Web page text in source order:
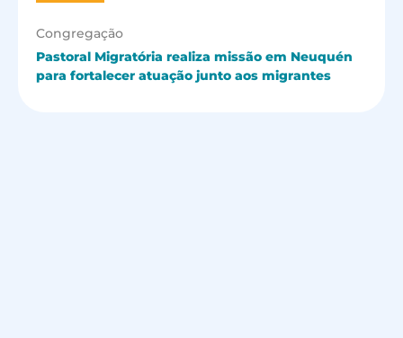
Congregação
Pastoral Migratória realiza missão em Neuquén
para fortalecer atuação junto aos migrantes